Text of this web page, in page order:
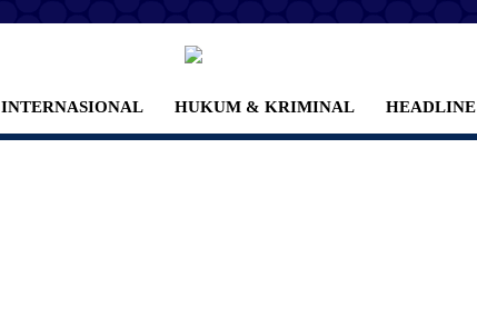
INTERNASIONAL HUKUM & KRIMINAL HEADLINE